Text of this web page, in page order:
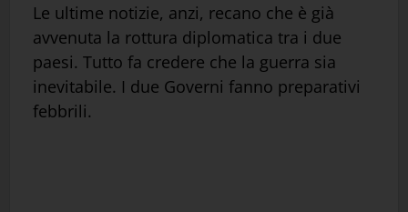
Le ultime notizie, anzi, recano che è già
avvenuta la rottura diplomatica tra i due
paesi. Tutto fa credere che la guerra sia
inevitabile. I due Governi fanno preparativi
febbrili.